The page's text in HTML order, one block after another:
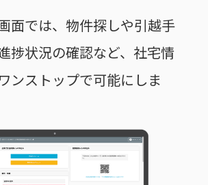
面では、物件探しや引越手
捗状況の確認など、社宅情
ワンストップで可能にしま